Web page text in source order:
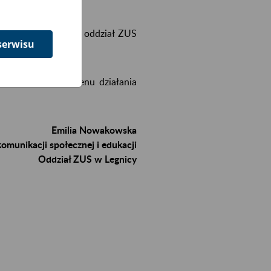
pięciu lat legnicki oddział ZUS
szkół z terenu działania
Emilia Nowakowska
społecznej i edukacji
Oddział ZUS w Legnicy